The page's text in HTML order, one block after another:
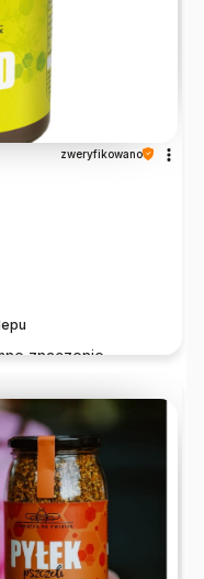
znaczenie.
zweryfikowano